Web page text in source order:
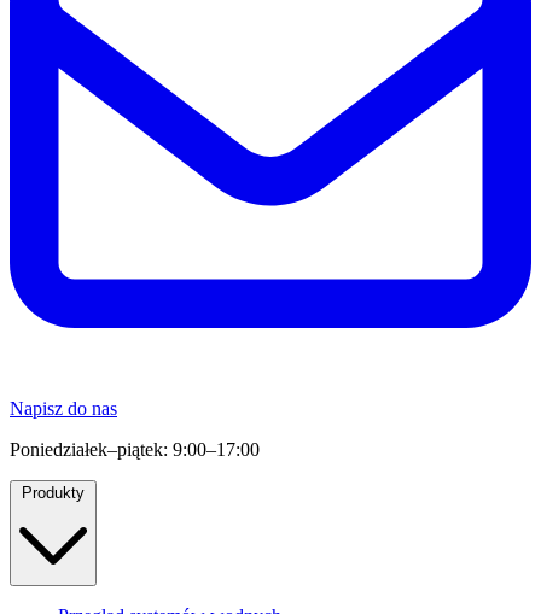
Napisz do nas
Poniedziałek–piątek: 9:00–17:00
Produkty